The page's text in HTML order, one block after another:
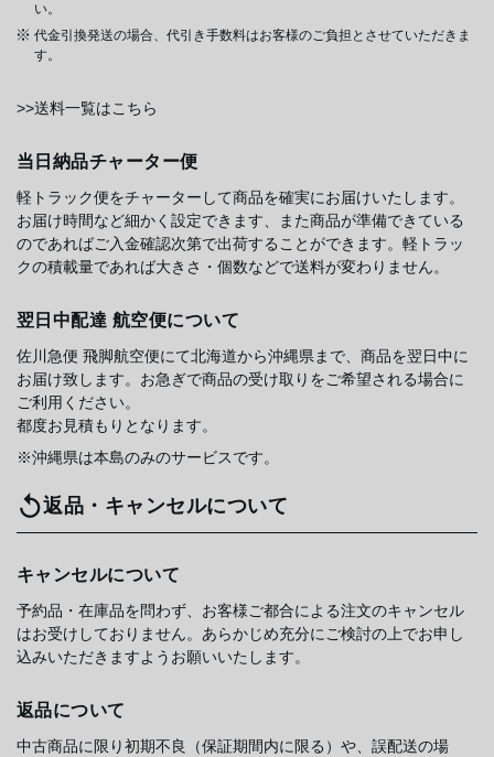
い。
代金引換発送の場合、代引き手数料はお客様のご負担とさせていただきま
す。
>>送料一覧はこちら
当日納品チャーター便
軽トラック便をチャーターして商品を確実にお届けいたします。
お届け時間など細かく設定できます、また商品が準備できている
のであればご入金確認次第で出荷することができます。軽トラッ
クの積載量であれば大きさ・個数などで送料が変わりません。
翌日中配達 航空便について
佐川急便 飛脚航空便にて北海道から沖縄県まで、商品を翌日中に
お届け致します。お急ぎで商品の受け取りをご希望される場合に
ご利用ください。
都度お見積もりとなります。
※沖縄県は本島のみのサービスです。
返品・キャンセルについて
キャンセルについて
予約品・在庫品を問わず、お客様ご都合による注文のキャンセル
はお受けしておりません。あらかじめ充分にご検討の上でお申し
込みいただきますようお願いいたします。
返品について
中古商品に限り初期不良（保証期間内に限る）や、誤配送の場